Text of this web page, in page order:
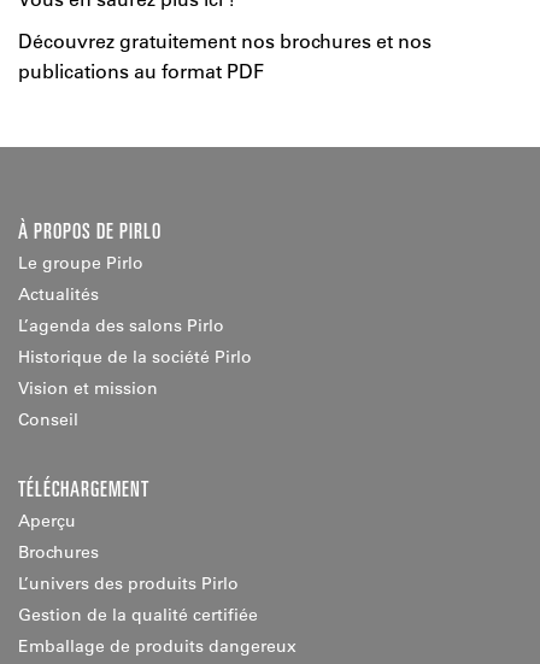
Découvrez gratuitement nos brochures et nos
publications au format PDF
À PROPOS DE PIRLO
Le groupe Pirlo
Actualités
L’agenda des salons Pirlo
Historique de la société Pirlo
Vision et mission
Conseil
TÉLÉCHARGEMENT
Aperçu
Brochures
L’univers des produits Pirlo
Gestion de la qualité certifiée
Emballage de produits dangereux